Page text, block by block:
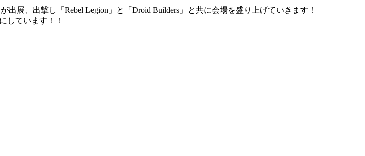
展、出撃し「Rebel Legion」と「Droid Builders」と共に会場を盛り上げていきます！
しています！！